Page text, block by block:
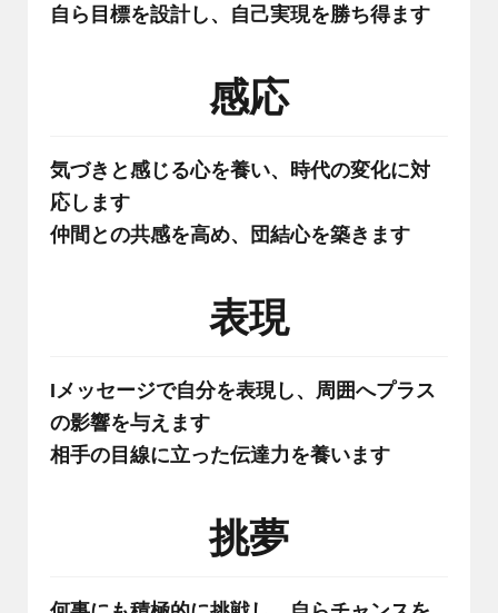
自ら目標を設計し、自己実現を勝ち得ます
感応
気づきと感じる心を養い、時代の変化に対
応します
仲間との共感を高め、団結心を築きます
表現
Iメッセージで自分を表現し、周囲へプラス
の影響を与えます
相手の目線に立った伝達力を養います
挑夢